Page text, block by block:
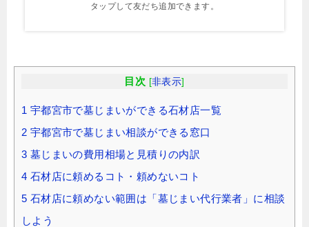
タップして友だち追加できます。
目次 [非表示]
1 宇都宮市で墓じまいができる石材店一覧
2 宇都宮市で墓じまい相談ができる窓口
3 墓じまいの費用相場と見積りの内訳
4 石材店に頼めるコト・頼めないコト
5 石材店に頼めない範囲は「墓じまい代行業者」に相談
しよう